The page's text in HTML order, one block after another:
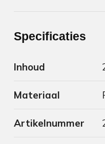
Specificaties
Inhoud
Materiaal
Artikelnummer